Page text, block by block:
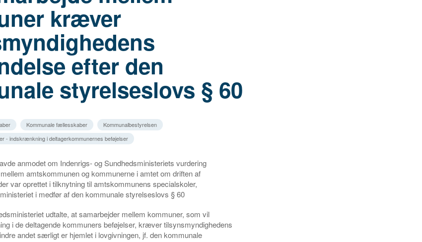
kræver
efter den
styrelseslovs § 60
Kommunale fællesskaber
Kommunalbestyrelsen
- indskrænkning i deltagerkommunernes beføjelser
anmodet om Indenrigs- og Sundhedsministeriets vurdering
amtskommunen og kommunerne i amtet om driften af
var oprettet i tilknytning til amtskommunens specialskoler,
i medfør af den kommunale styrelseslovs § 60
udtalte, at samarbejder mellem kommuner, som vil
i de deltagende kommuners beføjelser, kræver tilsynsmyndighedens
andet særligt er hjemlet i lovgivningen, jf. den kommunale